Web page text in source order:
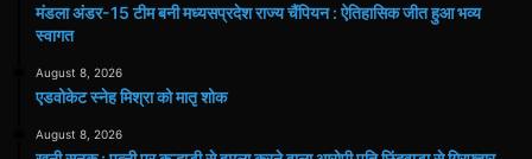
मंडला अंडर-15 टीम बनी मध्यसप्रदेश राज्य चैंपियन : ऐतिहासिक जीत हुआ भव्य
स्वागत
August 8, 2026
एडवोकेट स्नेह मिश्रा को मातृ शोक
August 8, 2026